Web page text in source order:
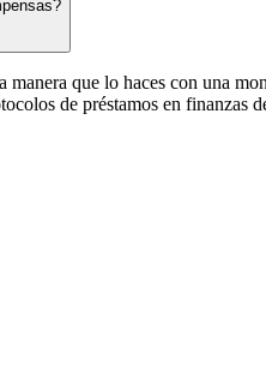
que lo haces con una
de préstamos en finanzas